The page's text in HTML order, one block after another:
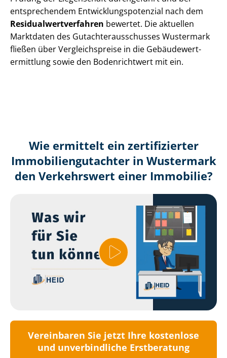
entsprechendem Ent­wick­lungs­po­ten­zi­al nach dem
Re­si­du­al­wert­ver­fah­ren bewertet. Die aktuellen
Marktdaten des Gut­ach­ter­aus­schus­ses Wustermark
fließen über Ver­gleichs­prei­se in die Ge­bäu­de­wert­
ermitt­lung sowie den Bodenrichtwert mit ein.
Wie ermittelt ein zertifizierter
Immobilien­gutachter in Wustermark
den Verkehrswert einer Immobilie?
Vereinbaren Sie jetzt Ihre kostenlose
und unverbindliche Erstberatung